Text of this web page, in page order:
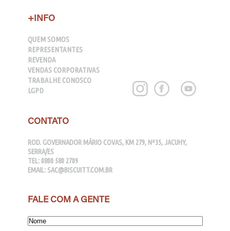
+INFO
QUEM SOMOS
REPRESENTANTES
REVENDA
VENDAS CORPORATIVAS
TRABALHE CONOSCO
LGPD
CONTATO
ROD. GOVERNADOR MÁRIO COVAS, KM 279, Nº35, JACUHY,
SERRA/ES
TEL: 0800 580 2709
EMAIL: SAC@BISCUITT.COM.BR
FALE COM A GENTE